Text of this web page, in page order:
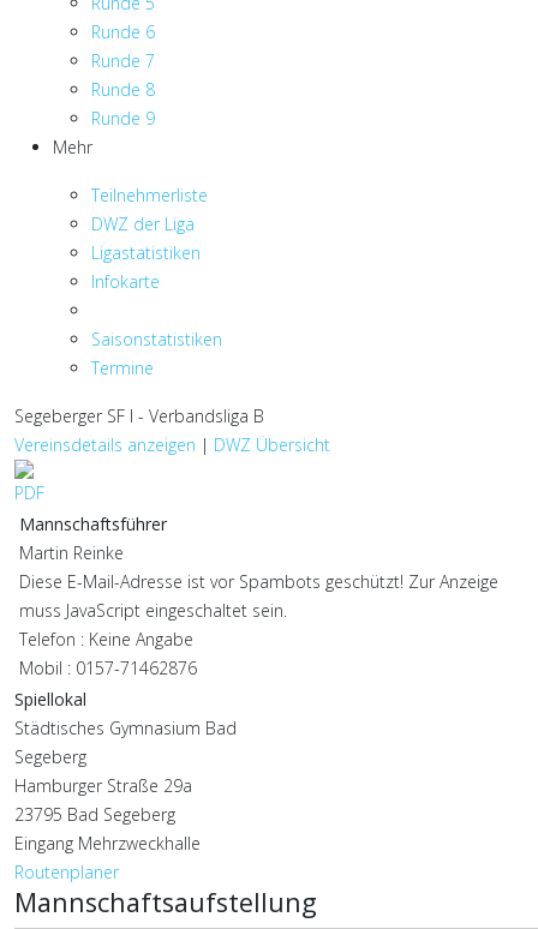
Runde 6
Runde 7
Runde 8
Runde 9
Mehr
Teilnehmerliste
DWZ der Liga
Ligastatistiken
Infokarte
Saisonstatistiken
Termine
Segeberger SF I - Verbandsliga B
Vereinsdetails anzeigen | DWZ Übersicht
Mannschaftsführer
Martin Reinke
Diese E-Mail-Adresse ist vor Spambots geschützt! Zur Anzeige
muss JavaScript eingeschaltet sein.
Telefon : Keine Angabe
Mobil : 0157-71462876
Spiellokal
Städtisches Gymnasium Bad
Segeberg
Hamburger Straße 29a
23795 Bad Segeberg
Eingang Mehrzweckhalle
Routenplaner
Mannschaftsaufstellung